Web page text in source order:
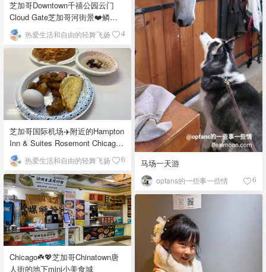
芝加哥Downtown千禧公园云门
Cloud Gate芝加哥河街景❤️鳞次
栉比的高楼
热爱生活和自由的轻舞飞扬 4
马场一天游
opfans的一些事一些情 6
芝加哥国际机场✈️附近的Hampton
Inn & Suites Rosemont Chicago
O'Hare自助早餐
热爱生活和自由的轻舞飞扬 6
Chicago☘️💖芝加哥Chinatown唐
人街的地下mini小美食城